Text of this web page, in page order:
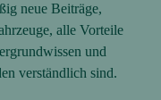
neue Beiträge,
alle Vorteile
und
verständlich sind.